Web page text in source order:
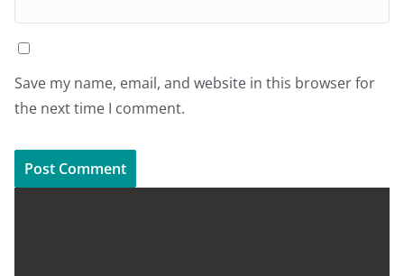
Save my name, email, and website in this browser for
the next time I comment.